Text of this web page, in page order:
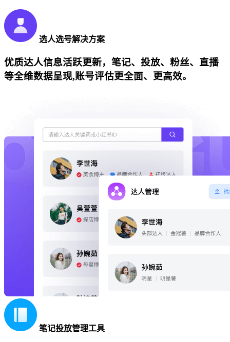
选人选号解决方案
优质达人信息活跃更新，笔记、投放、粉丝、直播
等全维数据呈现,账号评估更全面、更高效。
笔记投放管理工具